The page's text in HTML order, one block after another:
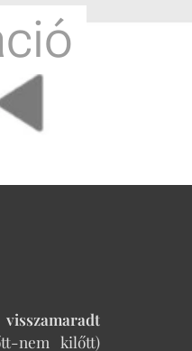
nem kilőtt)